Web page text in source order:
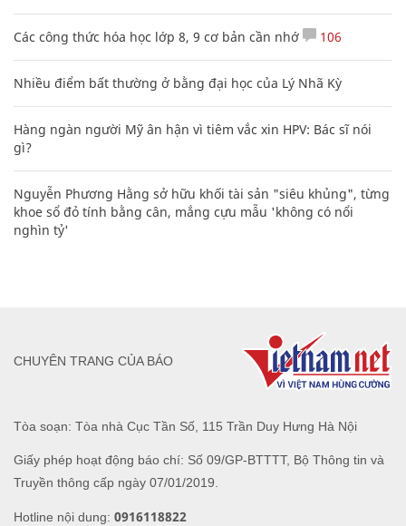
Các công thức hóa học lớp 8, 9 cơ bản cần nhớ 106
Nhiều điểm bất thường ở bằng đại học của Lý Nhã Kỳ
Hàng ngàn người Mỹ ân hận vì tiêm vắc xin HPV: Bác sĩ nói
gì?
Nguyễn Phương Hằng sở hữu khối tài sản "siêu khủng", từng
khoe sổ đỏ tính bằng cân, mắng cựu mẫu 'không có nổi
nghìn tỷ'
Tòa soạn: Tòa nhà Cục Tần Số, 115 Trần Duy Hưng Hà Nội
Giấy phép hoạt động báo chí: Số 09/GP-BTTTT, Bộ Thông tin và
Truyền thông cấp ngày 07/01/2019.
Hotline nội dung: 0916118822
CHUYÊN TRANG CỦA BÁO